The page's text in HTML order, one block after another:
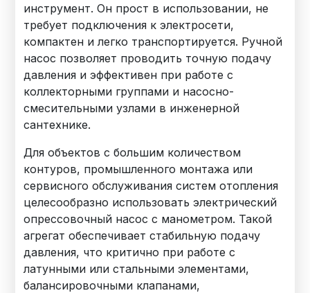
инструмент. Он прост в использовании, не
требует подключения к электросети,
компактен и легко транспортируется. Ручной
насос позволяет проводить точную подачу
давления и эффективен при работе с
коллекторными группами и насосно-
смесительными узлами в инженерной
сантехнике.
Для объектов с большим количеством
контуров, промышленного монтажа или
сервисного обслуживания систем отопления
целесообразно использовать электрический
опрессовочный насос с манометром. Такой
агрегат обеспечивает стабильную подачу
давления, что критично при работе с
латунными или стальными элементами,
балансировочными клапанами,